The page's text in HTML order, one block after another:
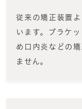
従来の矯正装置
います。ブラケ
め口内炎などの
ません。